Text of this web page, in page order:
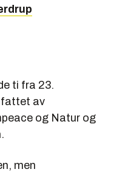
ti fra 23.
av
og Natur og
men